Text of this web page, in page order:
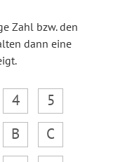
Zahl bzw. den
dann eine
4
5
B
C